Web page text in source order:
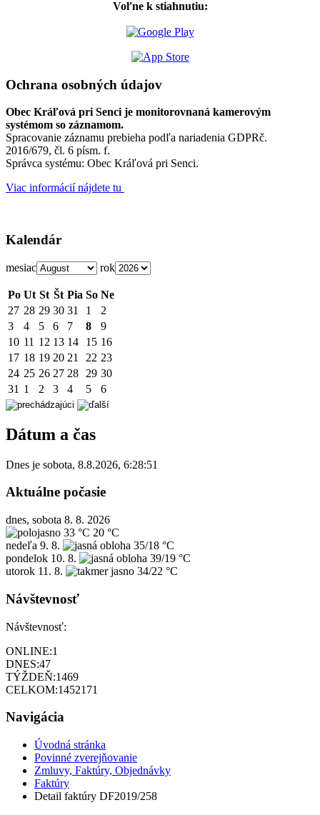
Voľne k stiahnutiu:
Ochrana osobných údajov
Obec Kráľová pri Senci je monitorovnaná kamerovým
systémom so záznamom.
Spracovanie záznamu prebieha podľa nariadenia GDPRč.
2016/679, čl. 6 písm. f.
Správca systému: Obec Kráľová pri Senci.
Viac informácií nájdete tu
Kalendár
mesiac rok
Po Ut St Št Pia So Ne
27 28 29 30 31 1
2
3
4 5 6 7 8
9
10 11 12 13 14 15 16
17 18 19 20 21 22 23
24 25 26 27 28 29 30
31 1 2 3 4 5 6
Dátum a čas
Dnes je sobota, 8.8.2026, 6:28:51
Aktuálne počasie
dnes, sobota 8. 8. 2026
33 °C 20 °C
nedeľa 9. 8.
35/18 °C
pondelok 10. 8.
39/19 °C
utorok 11. 8. 34/22 °C
Návštevnosť
Návštevnosť:
ONLINE:1
DNES:47
TÝŽDEŇ:1469
CELKOM:1452171
Navigácia
Úvodná stránka
Povinné zverejňovanie
Zmluvy, Faktúry, Objednávky
Faktúry
Detail faktúry DF2019/258